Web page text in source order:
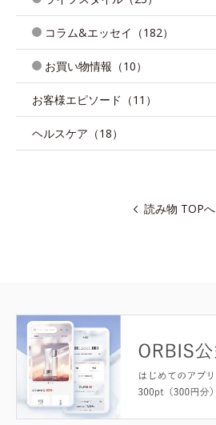
コラム&エッセイ（182）
お買い物情報（10）
お客様エピソード（11）
ヘルスケア（18）
読み物 TOPへ